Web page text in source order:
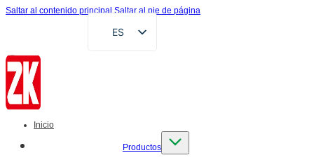
Saltar al contenido principal Saltar al pie de página
ES
EN
AR
Inicio
Productos